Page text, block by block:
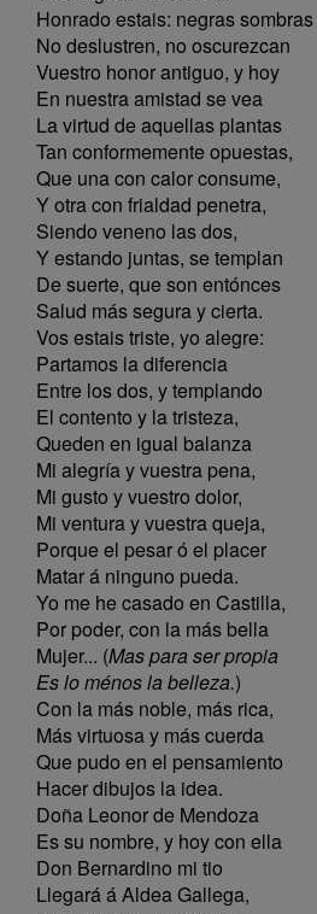
Honrado estais: negras sombras
No deslustren, no oscurezcan
Vuestro honor antiguo, y hoy
En nuestra amistad se vea
La virtud de aquellas plantas
Tan conformemente opuestas,
Que una con calor consume,
Y otra con frialdad penetra,
Siendo veneno las dos,
Y estando juntas, se templan
De suerte, que son entónces
Salud más segura y cierta.
Vos estais triste, yo alegre:
Partamos la diferencia
Entre los dos, y templando
El contento y la tristeza,
Queden en igual balanza
Mi alegría y vuestra pena,
Mi gusto y vuestro dolor,
Mi ventura y vuestra queja,
Porque el pesar ó el placer
Matar á ninguno pueda.
Yo me he casado en Castilla,
Por poder, con la más bella
Mujer... (Mas para ser propia
Es lo ménos la belleza.)
Con la más noble, más rica,
Más virtuosa y más cuerda
Que pudo en el pensamiento
Hacer dibujos la idea.
Doña Leonor de Mendoza
Es su nombre, y hoy con ella
Don Bernardino mi tio
Llegará á Aldea Gallega,